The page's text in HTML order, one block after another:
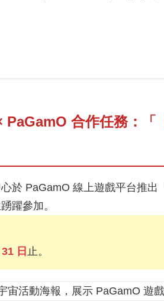
PaGamO 合作任務：
於 PaGamO 線上遊戲平台推出
躍參加。
日 止。